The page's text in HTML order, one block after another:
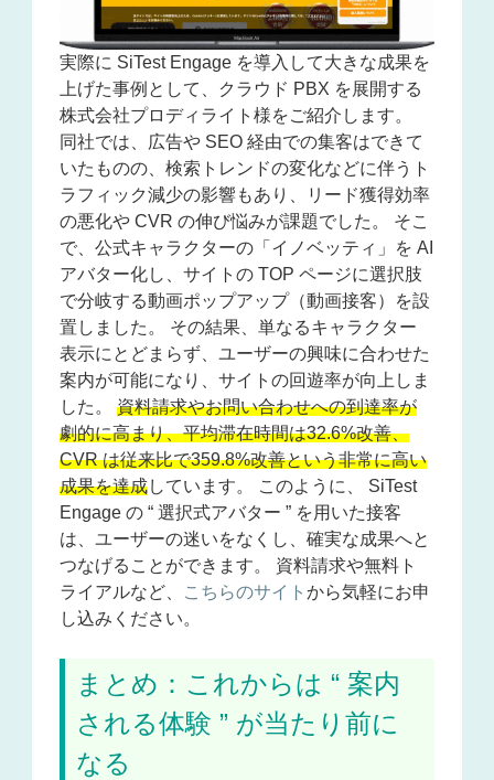
実際に SiTest Engage を導入して大きな成果を
上げた事例として、クラウド PBX を展開する
株式会社プロディライト様をご紹介します。
同社では、広告や SEO 経由での集客はできて
いたものの、検索トレンドの変化などに伴うト
ラフィック減少の影響もあり、リード獲得効率
の悪化や CVR の伸び悩みが課題でした。 そこ
で、公式キャラクターの「イノベッティ」を AI
アバター化し、サイトの TOP ページに選択肢
で分岐する動画ポップアップ（動画接客）を設
置しました。 その結果、単なるキャラクター
表示にとどまらず、ユーザーの興味に合わせた
案内が可能になり、サイトの回遊率が向上しま
した。資料請求やお問い合わせへの到達率が
劇的に高まり、平均滞在時間は32.6%改善、
CVR は従来比で359.8%改善という非常に高い
成果を達成しています。 このように、 SiTest
Engage の “ 選択式アバター ” を用いた接客
は、ユーザーの迷いをなくし、確実な成果へと
つなげることができます。 資料請求や無料ト
ライアルなど、
こちらのサイトから気軽にお申
し込みください。
まとめ：これからは “ 案内
される体験 ” が当たり前に
なる